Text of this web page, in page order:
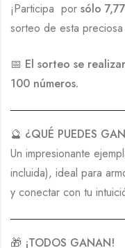
¡Participa por sólo
sorteo de esta preciosa
📅 El sorteo se
100 números.
🔮 ¿QUÉ PUEDES
Un impresionante
incluida), ideal para
y conectar con tu
🎁 ¡TODOS GANAN!